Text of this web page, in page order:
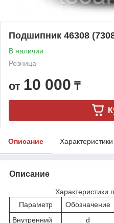
Подшипник 46308
В наличии
Розница
от 10 000 ₸
Описание Характеристики
Описание
Характеристики
Параметр
Обозначение
Внутренний
d